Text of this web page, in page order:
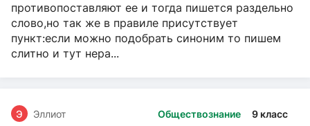
противопоставляют ее и тогда пишется раздельно
слово,но так же в правиле присутствует
пункт:если можно подобрать синоним то пишем
слитно и тут нера...
Обществознание 9 класс
Э Эллиот